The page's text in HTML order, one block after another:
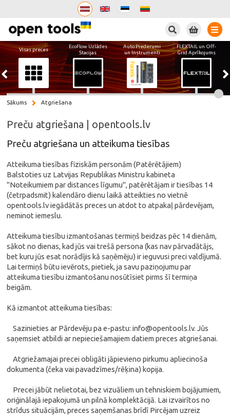
Visas preces
EcoFlow Uzlādes
Stacijas
Auto Piederumi
un Instrumenti
FLEXTAIL un Off-
Grid Aprīkojums
Sākums Atgriešana
Preču atgriešana | opentools.lv
Preču atgriešana un atteikuma tiesības
Atteikuma tiesības fiziskām personām (Patērētājiem)
Balstoties uz Latvijas Republikas Ministru kabineta
"Noteikumiem par distances līgumu", patērētājam ir tiesības 14
(četrpadsmit) kalendāro dienu laikā atteikties no vietnē
opentools.lv iegādātās preces un atdot to atpakaļ pārdevējam,
neminot iemeslu.
Atteikuma tiesību izmantošanas termiņš beidzas pēc 14 dienām,
sākot no dienas, kad jūs vai trešā persona (kas nav pārvadātājs,
bet kuru jūs esat norādījis kā saņēmēju) ir ieguvusi preci valdījumā.
Lai termiņš būtu ievērots, pietiek, ja savu paziņojumu par
atteikuma tiesību izmantošanu nosūtīsiet pirms šī termiņa
beigām.
Kā izmantot atteikuma tiesības:
Sazinieties ar Pārdevēju pa e-pastu:info@opentools.lv. Jūs
saņemsiet atbildi ar nepieciešamajiem datiem preces atgriešanai.
Atgriežamajai precei obligāti jāpievieno pirkumu apliecinoša
dokumenta (čeka vai pavadzīmes/rēķina) kopija.
Precei jābūt nelietotai, bez vizuāliem un tehniskiem bojājumiem,
oriģinālajā iepakojumā un pilnā komplektācijā. Lai izvairītos no
strīdus situācijām, preces saņemšanas brīdī Pircējam uzreiz